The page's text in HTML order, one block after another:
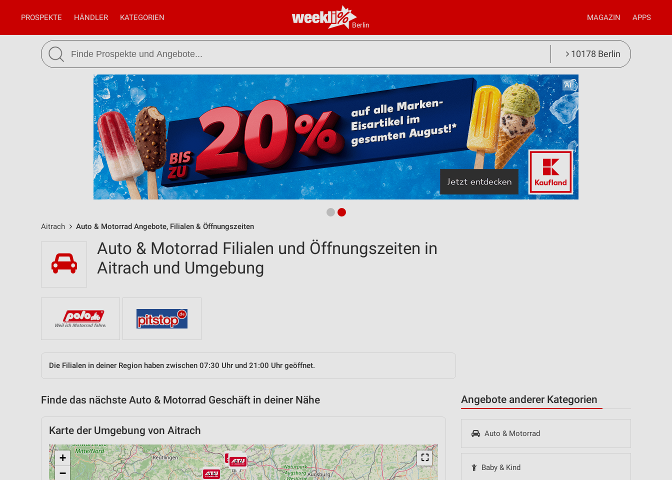
Berlin
PROSPEKTE HÄNDLER KATEGORIEN MAGAZIN APPS
10178 Berlin
Aitrach Auto & Motorrad Angebote, Filialen & Öffnungszeiten
Angebote anderer Kategorien
Auto & Motorrad
Baby & Kind
Auto & Motorrad Filialen und Öffnungszeiten in
Aitrach und Umgebung
Die Filialen in deiner Region haben zwischen 07:30 Uhr und 21:00 Uhr geöffnet.
Finde das nächste Auto & Motorrad Geschäft in deiner Nähe
Karte der Umgebung von Aitrach
⛶
+
−